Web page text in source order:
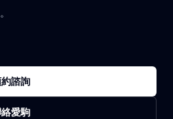
諮詢
愛駒